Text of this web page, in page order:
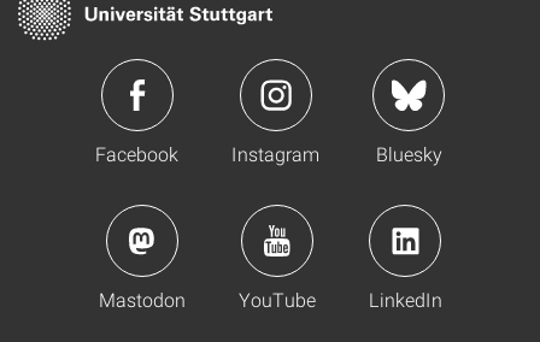
Facebook Instagram Bluesky
Mastodon YouTube LinkedIn